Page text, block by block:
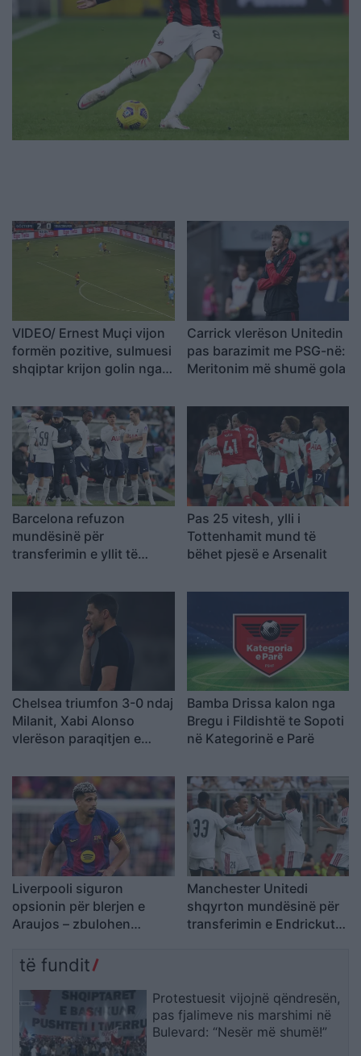
VIDEO/ Ernest Muçi vijon
formën pozitive, sulmuesi
shqiptar krijon golin nga
Carrick vlerëson Unitedin
pas barazimit me PSG-në:
Meritonim më shumë gola
Barcelona refuzon
mundësinë për
transferimin e yllit të
miraton lëvizjen
Pas 25 vitesh, ylli i
Tottenhamit mund të
bëhet pjesë e Arsenalit
Chelsea triumfon 3-0 ndaj
Milanit, Xabi Alonso
vlerëson paraqitjen e
Bamba Drissa kalon nga
Bregu i Fildishtë te Sopoti
në Kategorinë e Parë
Liverpooli siguron
opsionin për blerjen e
Araujos – zbulohen
Manchester Unitedi
shqyrton mundësinë për
transferimin e Endrickut
të fundit
Protestuesit vijojnë qëndresën,
pas fjalimeve nis marshimi në
Bulevard: “Nesër më shumë!”